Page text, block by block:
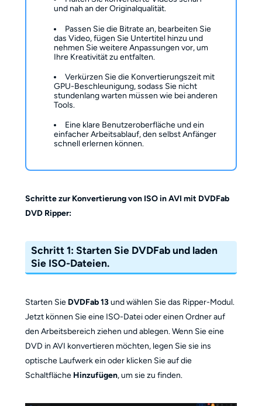
und nah an der Originalqualität.
Passen Sie die Bitrate an, bearbeiten Sie
das Video, fügen Sie Untertitel hinzu und
nehmen Sie weitere Anpassungen vor, um
Ihre Kreativität zu entfalten.
Verkürzen Sie die Konvertierungszeit mit
GPU-Beschleunigung, sodass Sie nicht
stundenlang warten müssen wie bei anderen
Tools.
Eine klare Benutzeroberfläche und ein
einfacher Arbeitsablauf, den selbst Anfänger
schnell erlernen können.
Schritte zur Konvertierung von ISO in AVI mit DVDFab
DVD Ripper:
Schritt 1:Starten Sie DVDFab und laden
Sie ISO-Dateien.
Starten Sie DVDFab 13und wählen Sie das Ripper-Modul.
Jetzt können Sie eine ISO-Datei oder einen Ordner auf
den Arbeitsbereich ziehen und ablegen. Wenn Sie eine
DVD in AVI konvertieren möchten, legen Sie sie ins
optische Laufwerk ein oder klicken Sie auf die
Schaltfläche Hinzufügen, um sie zu finden.